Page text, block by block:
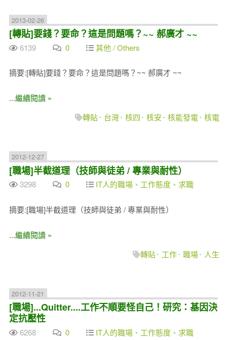
2013-02-26
[轉貼]要錢？要命？這是問題嗎？~~ 郝廣才 ~~
6139 0 其他 / Others
摘要:[轉貼]要錢？要命？這是問題嗎？~~ 郝廣才 ~~
...繼續閱讀 »
轉貼
台灣 核四 核安 核能發電 核電
2012-12-27
[職場]半截道理（技師與徒弟 / 專業與耐性）
3298 0 IT人的職場、工作態度、求職
摘要:[職場]半截道理（技師與徒弟 / 專業與耐性）
...繼續閱讀 »
轉貼
工作 職場 人生
2012-11-21
[職場]...Quitter....工作不順要怪自己！研究：基因決
定抗壓性
6268 0
IT人的職場、工作態度、求職